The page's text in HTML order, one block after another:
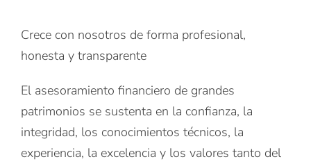
Crece con nosotros de forma profesional,
honesta y transparente
El asesoramiento financiero de grandes
patrimonios se sustenta en la confianza, la
integridad, los conocimientos técnicos, la
experiencia, la excelencia y los valores tanto del